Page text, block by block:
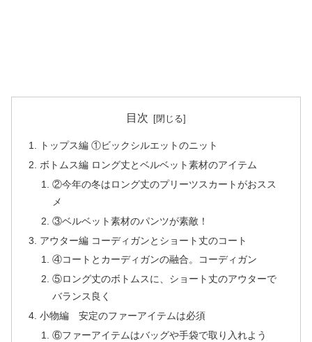
目次
トップス編 ①ビックシルエットのニット
ボトムス編 ロング丈とベルベット素材のアイテム
②今年の冬はロング丈のプリーツスカートがおスス
メ
③ベルベット素材のパンツが素敵！
アウター編 コーディガンとショート丈のコート
④コートとカーディガンの融合。コーディガン
⑤ロング丈のボトムスに、ショート丈のアウターで
バランス良く
小物編 安定のファーアイテムは必須
⑥ファーアイテムはバッグや手袋で取り入れよう